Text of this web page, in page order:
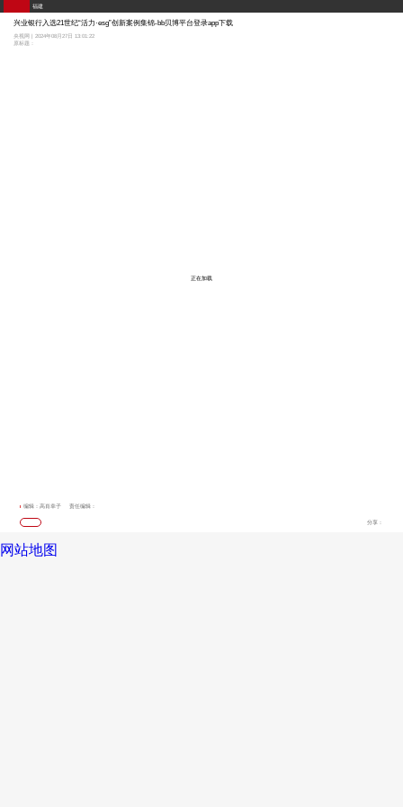
福建
兴业银行入选21世纪“活力·esg”创新案例集锦-bb贝博平台登录app下载
央视网 | 2024年08月27日 13:01:22
原标题：
正在加载
编辑：高肖幸子 责任编辑：
分享：
网站地图